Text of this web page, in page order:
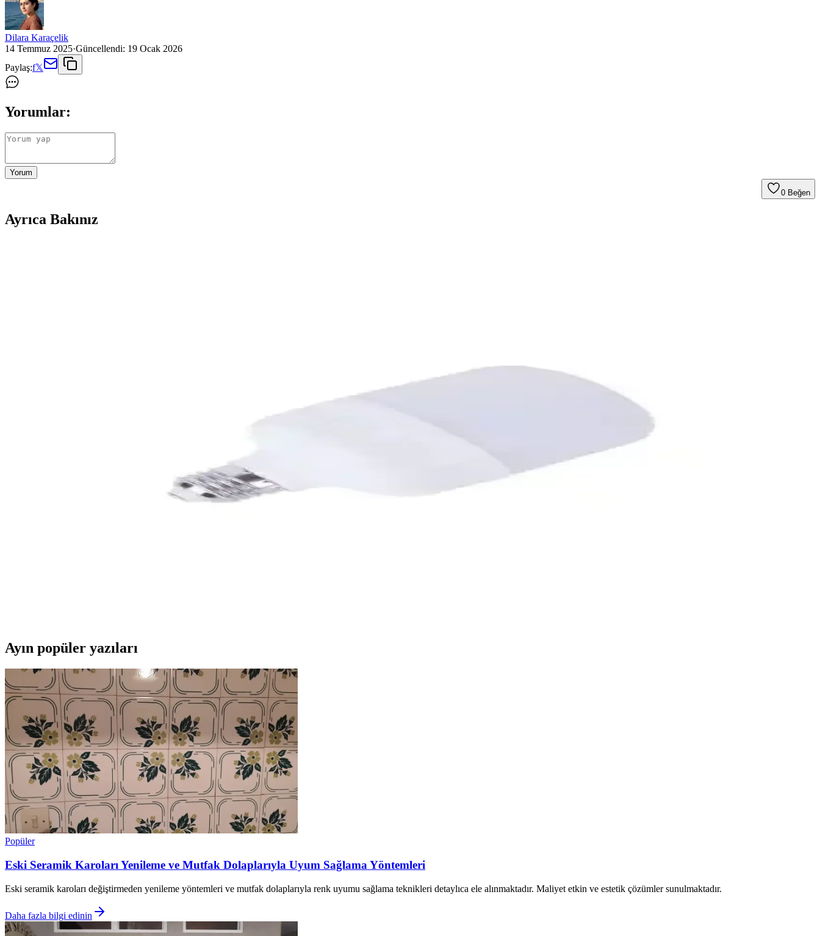
Dilara Karaçelik
14 Temmuz 2025·Güncellendi: 19 Ocak 2026
Paylaş:f𝕏
Yorumlar:
Yorum
0 Beğen
Ayrıca Bakınız
Light Home 50 Led güneş enerjili kristal beyaz dış mekan aydınlatması, estetik ve fonksiyonel tasarımıyla bahçe ve teraslarınızı güzelleştirir, enerji tasarrufu sağlar ve kolay kullanımlıdır.
Robeve 2x2 Metre LED Perde 8 Fonksiyonlu Enerji Tasarruflu Modern Dekoratif Işık
2025'in en pratik LED ışığıyla ev ve etkinliklerinizi aydınlatın. Şimdi keşfedin ve dekorasyonunuzu yenileyin! İnceleyin! Detayları öğrenin.
Robeve 3x3 Metre Peri LED Dekoratif Işık Perdesi Çok Yönlü Aydınlatma Çözümü
Ayın popüler yazıları
Popüler
Eski Seramik Karoları Yenileme ve Mutfak Dolaplarıyla Uyum Sağlama Yöntemleri
Eski seramik karoları değiştirmeden yenileme yöntemleri ve mutfak dolaplarıyla renk uyumu sağlama teknikleri detaylıca ele alınmaktadır. Maliyet etkin ve estetik çözümler sunulmaktadır.
Daha fazla bilgi edinin